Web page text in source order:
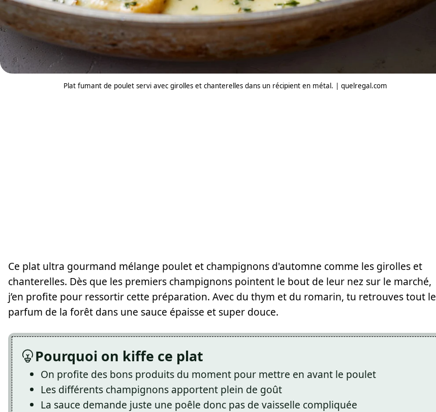
Plat fumant de poulet servi avec girolles et chanterelles dans un récipient en métal. | quelregal.com
Ce plat ultra gourmand mélange poulet et champignons d'automne comme les girolles et
chanterelles. Dès que les premiers champignons pointent le bout de leur nez sur le marché,
j’en profite pour ressortir cette préparation. Avec du thym et du romarin, tu retrouves tout le
parfum de la forêt dans une sauce épaisse et super douce.
Pourquoi on kiffe ce plat
On profite des bons produits du moment pour mettre en avant le poulet
Les différents champignons apportent plein de goût
La sauce demande juste une poêle donc pas de vaisselle compliquée